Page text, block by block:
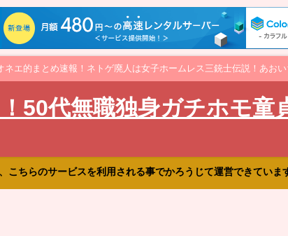
エ的まとめ速報！ネトゲ廃人は女子ホームレス三銃士伝説！あお
50代無職独身ガチホモ童
ちらのサービスを利用される事でかろうじて運営できていま